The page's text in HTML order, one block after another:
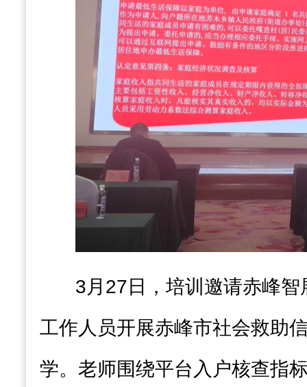
3月27日，培训邀请赤峰
工作人员开展赤峰市社会救助
学。老师围绕平台入户核查指